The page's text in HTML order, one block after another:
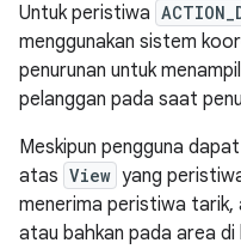
Untuk peristiwa
menggunakan sistem
penurunan untuk
pelanggan pada saat
Meskipun pengguna
atas View yang
menerima peristiwa tarik,
atau bahkan pada area di